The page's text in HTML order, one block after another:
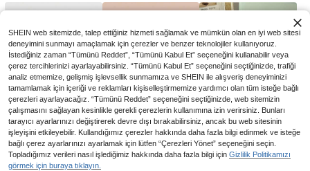
673,87TL 90,00TL 100,97TL
SHEIN web sitemizde, talep ettiğiniz hizmeti sağlamak ve mümkün olan en iyi web sitesi
deneyimini sunmayı amaçlamak için çerezler ve benzer teknolojiler kullanıyoruz.
İstediğiniz zaman “Tümünü Reddet”, “Tümünü Kabul Et” seçeneğini kullanabilir veya
çerez tercihlerinizi ayarlayabilirsiniz. “Tümünü Kabul Et” seçeneğini seçtiğinizde, trafiği
analiz etmemize, gelişmiş işlevsellik sunmamıza ve SHEIN ile alışveriş deneyiminizi
tamamlamak için içeriği ve reklamları kişiselleştirmemize yardımcı olan tüm isteğe bağlı
çerezleri ayarlayacağız. “Tümünü Reddet” seçeneğini seçtiğinizde, web sitemizin
çalışmasını sağlayan kesinlikle gerekli çerezlerin kullanımına izin verirsiniz. Bunları
tarayıcı ayarlarınızı değiştirerek devre dışı bırakabilirsiniz, ancak bu web sitesinin
işleyişini etkileyebilir. Kullandığımız çerezler hakkında daha fazla bilgi edinmek ve isteğe
bağlı çerez ayarlarınızı ayarlamak için lütfen “Çerezleri Yönet” seçeneğini seçin.
Topladığımız verileri nasıl işlediğimiz hakkında daha fazla bilgi için Gizlilik Politikamızı
görmek için buraya tıklayın.